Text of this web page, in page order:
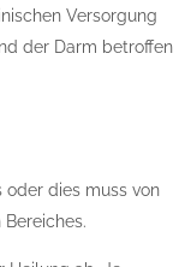
Versorgung
der Darm betroffen
dies muss von